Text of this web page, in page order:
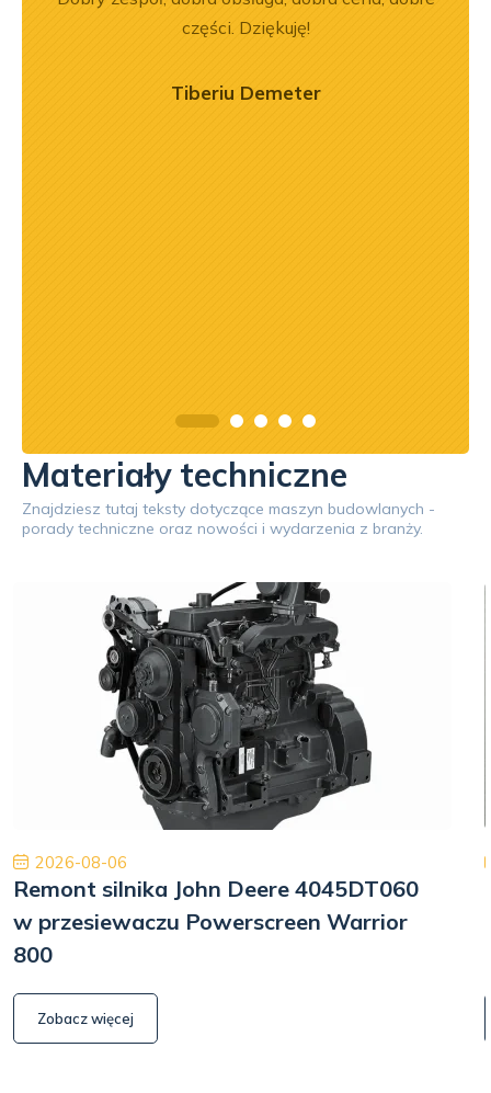
części. Dziękuję!
Tiberiu Demeter
Materiały techniczne
Znajdziesz tutaj teksty dotyczące maszyn budowlanych -
porady techniczne oraz nowości i wydarzenia z branży.
2026-08-06
Remont silnika John Deere 4045DT060
w przesiewaczu Powerscreen Warrior
800
Zobacz więcej